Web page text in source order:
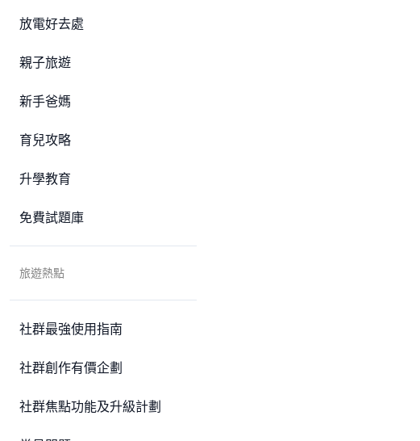
放電好去處
親子旅遊
新手爸媽
育兒攻略
升學教育
免費試題庫
旅遊熱點
社群最強使用指南
社群創作有價企劃
社群焦點功能及升級計劃